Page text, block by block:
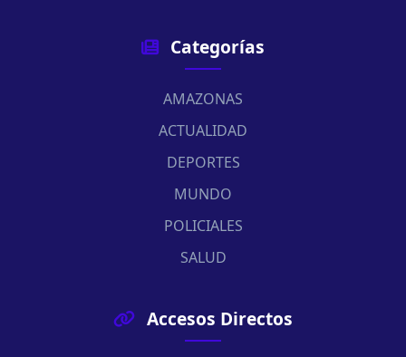
Categorías
AMAZONAS
ACTUALIDAD
DEPORTES
MUNDO
POLICIALES
SALUD
Accesos Directos